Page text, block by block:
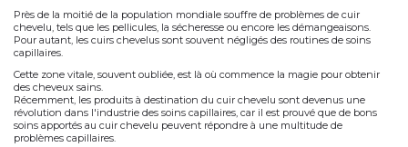
Près de la moitié de la population mondiale souffre de problèmes de cuir
chevelu, tels que les pellicules, la sécheresse ou encore les démangeaisons.
Pour autant, les cuirs chevelus sont souvent négligés des routines de soins
capillaires.
Cette zone vitale, souvent oubliée, est là où commence la magie pour obtenir
des cheveux sains.
Récemment, les produits à destination du cuir chevelu sont devenus une
révolution dans l'industrie des soins capillaires, car il est prouvé que de bons
soins apportés au cuir chevelu peuvent répondre à une multitude de
problèmes capillaires.